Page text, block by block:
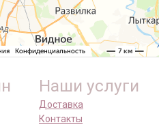
Наши услуги
Доставка
Контакты